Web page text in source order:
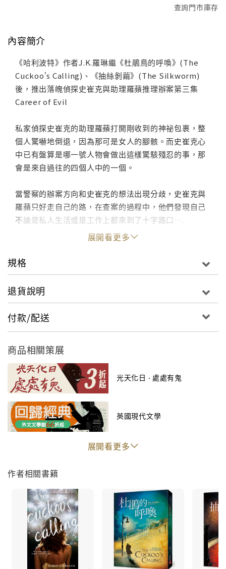
查詢門市庫存
內容簡介
《哈利波特》作者J.K.羅琳繼《杜鵑鳥的呼喚》(The
Cuckoo's Calling)、《抽絲剝繭》(The Silkworm)
後，推出落魄偵探史崔克與助理羅蘋推理辦案第三集
Career of Evil
私家偵探史崔克的助理羅蘋打開剛收到的神祕包裹，整
個人驚嚇地倒退，因為那可是女人的腳骸。而史崔克心
中已有盤算是哪一號人物會做出這樣驚駭殘忍的事，那
會是來自過往的四個人中的一個。
當警察的辦案方向和史崔克的想法出現分歧，史崔克與
羅蘋只好走自己的路，在查案的過程中，他們發現自己
不論是私人生活或是工作上都來到了十字路口….
展開看更多
規格
退貨說明
付款/配送
商品相關策展
光天化日 ‧ 處處有鬼
英國現代文學
展開看更多
作者相關書籍